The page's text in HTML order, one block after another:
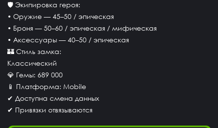
🛡 Экипировка героя:
• Оружие — 45–50 / эпическая
• Броня — 50–60 / эпическая / мифическая
• Аксессуары — 40–50 / эпическая
🏰 Стиль замка:
Классический
💎 Гемы: 689 000
📱 Платформа: Mobile
✔ Доступна смена данных
✔ Привязки отвязываются